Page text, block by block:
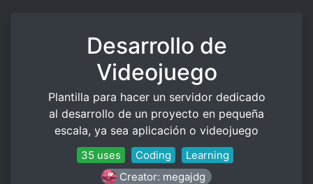
Desarrollo de
Videojuego
Plantilla para hacer un servidor dedicado
al desarrollo de un proyecto en pequeña
escala, ya sea aplicación o videojuego
35 uses Coding
Learning
Creator: megajdg